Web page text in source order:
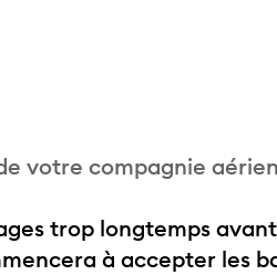
votre compagnie
trop longtemps
à accepter les